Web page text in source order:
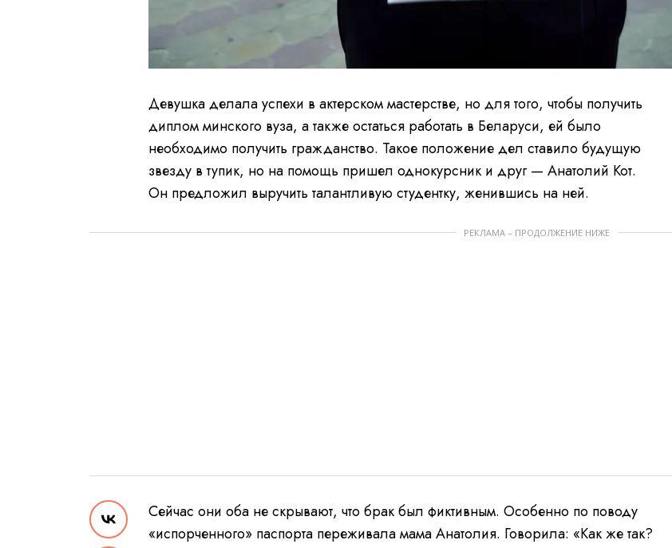
Девушка делала успехи в актерском мастерстве, но для того, чтобы получить
диплом минского вуза, а также остаться работать в Беларуси, ей было
необходимо получить гражданство. Такое положение дел ставило будущую
звезду в тупик, но на помощь пришел однокурсник и друг — Анатолий Кот.
Он предложил выручить талантливую студентку, женившись на ней.
РЕКЛАМА – ПРОДОЛЖЕНИЕ НИЖЕ
Сейчас они оба не скрывают, что брак был фиктивным. Особенно по поводу
«испорченного» паспорта переживала мама Анатолия. Говорила: «Как же так?